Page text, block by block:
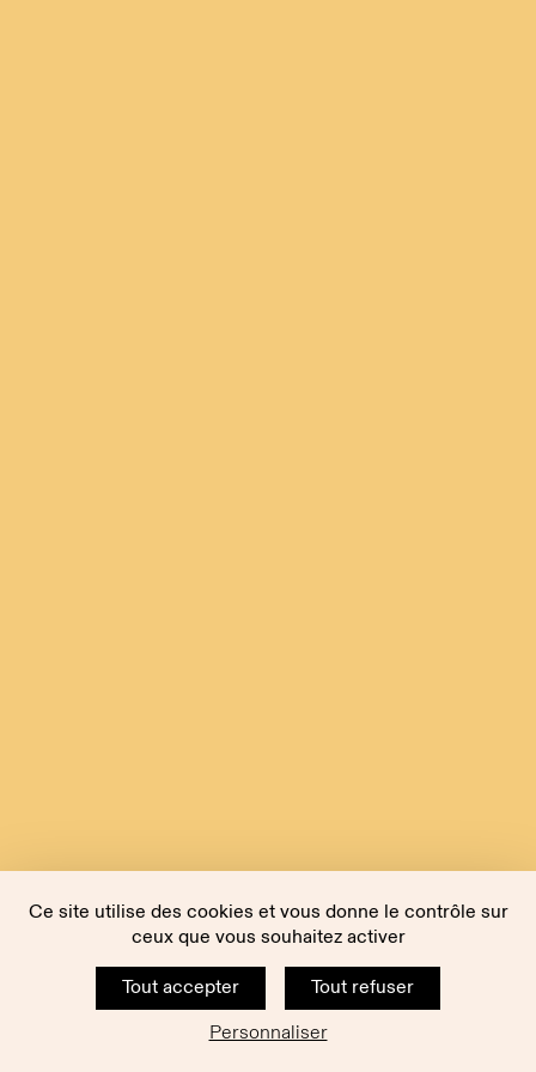
Ce site utilise des cookies et vous donne le contrôle sur
ceux que vous souhaitez activer
Tout accepter
Tout refuser
Personnaliser